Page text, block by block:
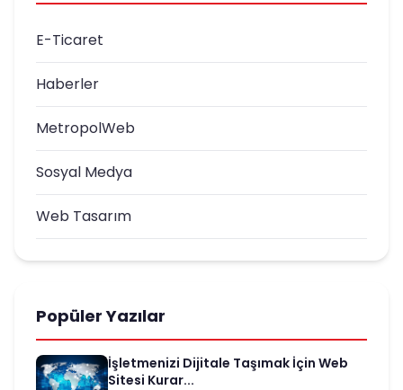
E-Ticaret
Haberler
MetropolWeb
Sosyal Medya
Web Tasarım
Popüler Yazılar
İşletmenizi Dijitale Taşımak İçin Web
Sitesi Kurar...